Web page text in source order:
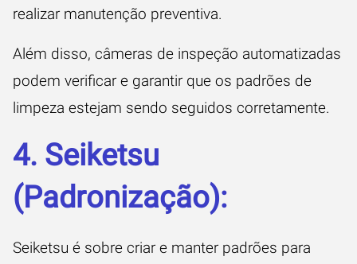
realizar manutenção preventiva.
Além disso, câmeras de inspeção automatizadas
podem verificar e garantir que os padrões de
limpeza estejam sendo seguidos corretamente.
4. Seiketsu
(Padronização):
Seiketsu é sobre criar e manter padrões para